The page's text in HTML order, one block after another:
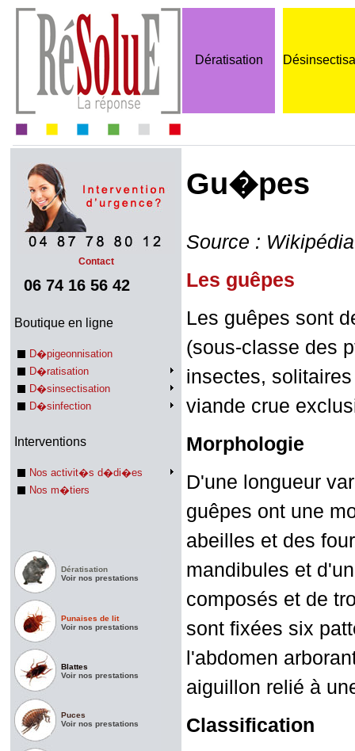
Dératisation
Contact
06 74 16 56 42
Boutique en ligne
D�pigeonnisation
D�ratisation
D�sinsectisation
D�sinfection
Interventions
Nos activit�s d�di�es
Nos m�tiers
Dératisation
Voir nos prestations
Punaises de lit
Voir nos prestations
Blattes
Voir nos prestations
Puces
Voir nos prestations
Gu�pes
Source : Wikipédia
Les guêpes
Les guêpes sont
(sous-classe des
insectes,
viande crue
Morphologie
D'une longueur
guêpes ont une
abeilles et des
mandibules et
composés et de
sont fixées six
l'abdomen
aiguillon relié à
Classification